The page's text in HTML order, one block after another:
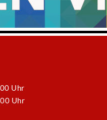
Uhr
Uhr